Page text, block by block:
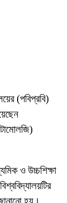
(পবিপ্রবি)
ও উচ্চশিক্ষা